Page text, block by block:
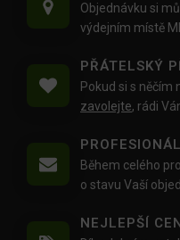
Objednávku si
výdejním místě
PŘÁTELSKÝ
Pokud si s něčím
zavolejte, rádi
Během celého
o stavu Vaší
NEJLEPŠÍ